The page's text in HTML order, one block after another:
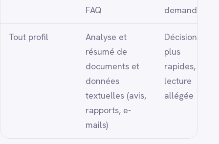
FAQ
demandes
Tout profil
Analyse et
résumé de
documents et
données
textuelles (avis,
rapports, e-
mails)
Décisions
plus
rapides,
lecture
allégée